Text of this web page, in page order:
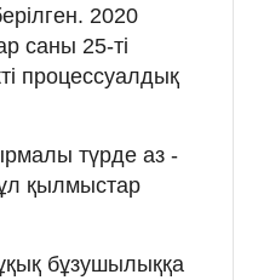
2020
саны 25-ті
процессуалдық
түрде аз -
қылмыстар
бұзушылыққа